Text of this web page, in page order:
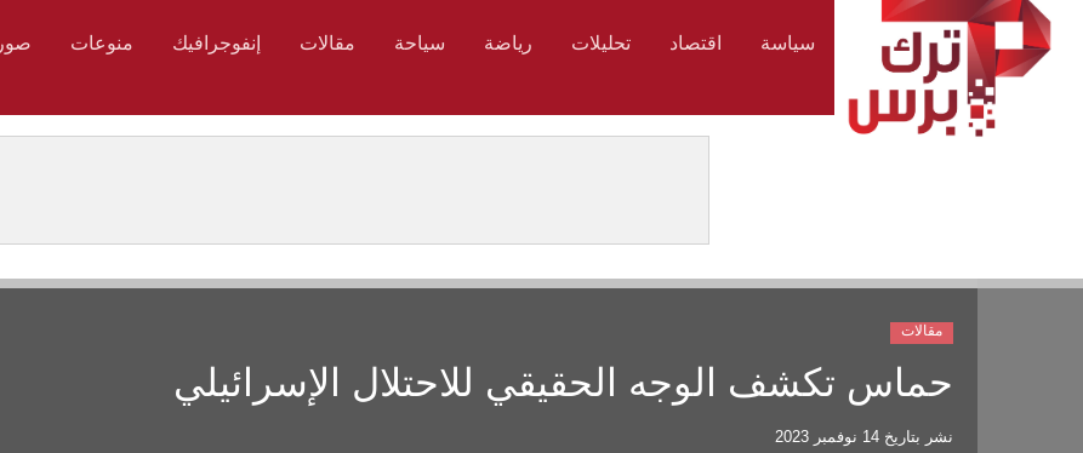
سياسة اقتصاد تحليلات رياضة سياحة مقالات إنفوجرافيك منوعات صور
حماس تكشف الوجه الحقيقي للاحتلال الإسرائيلي
نشر بتاريخ 14 نوفمبر 2023
مقالات